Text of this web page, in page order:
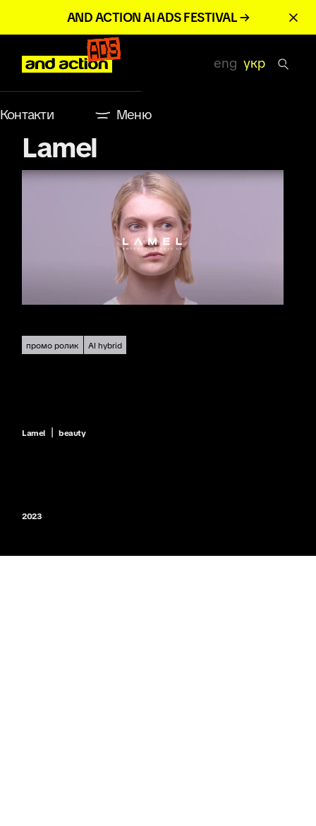
eng укр
Меню
Контакти
AND ACTION AI ADS FESTIVAL →
Lamel
промо ролик AI hybrid
Lamel | beauty
2023